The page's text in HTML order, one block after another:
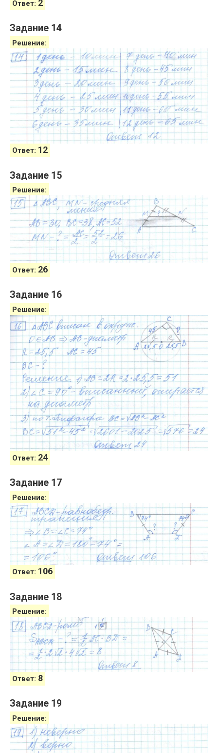
Ответ: 2
Задание 14
Решение:
Ответ: 12
Задание 15
Решение:
Ответ: 26
Задание 16
Решение:
Ответ: 24
Задание 17
Решение:
Ответ: 106
Задание 18
Решение:
Ответ: 8
Задание 19
Решение: